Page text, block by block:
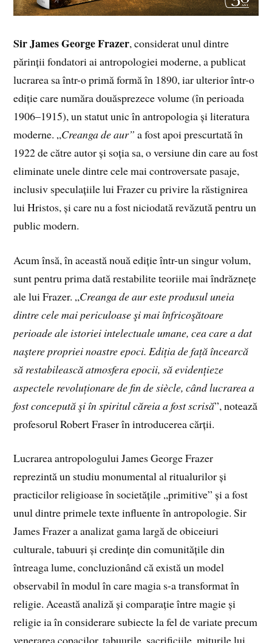
Sir James George Frazer, considerat unul dintre
părinții fondatori ai antropologiei moderne, a publicat
lucrarea sa într-o primă formă în 1890, iar ulterior într-o
ediție care număra douăsprezece volume (în perioada
1906–1915), un statut unic în antropologia și literatura
moderne. „Creanga de aur”a fost apoi prescurtată în
1922 de către autor și soția sa, o versiune din care au fost
eliminate unele dintre cele mai controversate pasaje,
inclusiv speculațiile lui Frazer cu privire la răstignirea
lui Hristos, și care nu a fost niciodată revăzută pentru un
public modern.
Acum însă, în această nouă ediție într-un singur volum,
sunt pentru prima dată restabilite teoriile mai îndrăznețe
ale lui Frazer. „Creanga de aur este produsul uneia
dintre cele mai periculoase şi mai înfricoşătoare
perioade ale istoriei intelectuale umane, cea care a dat
naştere propriei noastre epoci. Ediția de față încearcă
să restabilească atmosfera epocii, să evidențieze
aspectele revoluționare de fin de siècle, când lucrarea a
fost concepută şi în spiritul căreia a fost scrisă”, notează
profesorul Robert Fraser în introducerea cărții.
Lucrarea antropologului James George Frazer
reprezintă un studiu monumental al ritualurilor și
practicilor religioase în societățile „primitive” și a fost
unul dintre primele texte influente în antropologie. Sir
James Frazer a analizat gama largă de obiceiuri
culturale, tabuuri și credințe din comunitățile din
întreaga lume, concluzionând că există un model
observabil în modul în care magia s-a transformat în
religie. Această analiză și comparație între magie și
religie ia în considerare subiecte la fel de variate precum